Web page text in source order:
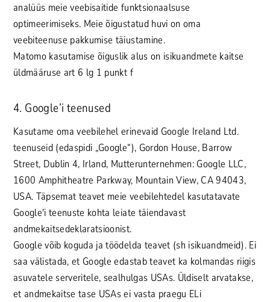
analüüs meie veebisaitide funktsionaalsuse
optimeerimiseks. Meie õigustatud huvi on oma
veebiteenuse pakkumise täiustamine.
Matomo kasutamise õiguslik alus on isikuandmete kaitse
üldmääruse art 6 lg 1 punkt f
4. Google’i teenused
Kasutame oma veebilehel erinevaid Google Ireland Ltd.
teenuseid (edaspidi „Google“), Gordon House, Barrow
Street, Dublin 4, Irland, Mutterunternehmen: Google LLC,
1600 Amphitheatre Parkway, Mountain View, CA 94043,
USA. Täpsemat teavet meie veebilehtedel kasutatavate
Google'i teenuste kohta leiate täiendavast
andmekaitsedeklaratsioonist.
Google võib koguda ja töödelda teavet (sh isikuandmeid). Ei
saa välistada, et Google edastab teavet ka kolmandas riigis
asuvatele serveritele, sealhulgas USAs. Üldiselt arvatakse,
et andmekaitse tase USAs ei vasta praegu ELi